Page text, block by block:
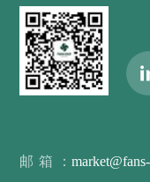
邮箱：